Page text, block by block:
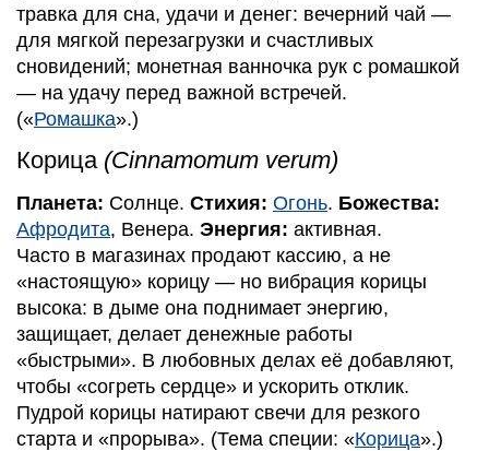
травка для сна, удачи и денег: вечерний чай —
для мягкой перезагрузки и счастливых
сновидений; монетная ванночка рук с ромашкой
— на удачу перед важной встречей.
(«Ромашка».)
Корица (Cinnamomum verum)
Планета: Солнце. Стихия: Огонь. Божества:
Афродита, Венера. Энергия: активная.
Часто в магазинах продают кассию, а не
«настоящую» корицу — но вибрация корицы
высока: в дыме она поднимает энергию,
защищает, делает денежные работы
«быстрыми». В любовных делах её добавляют,
чтобы «согреть сердце» и ускорить отклик.
Пудрой корицы натирают свечи для резкого
старта и «прорыва». (Тема специи: «Корица».)